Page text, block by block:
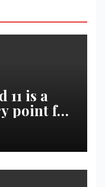
11 is a
point for